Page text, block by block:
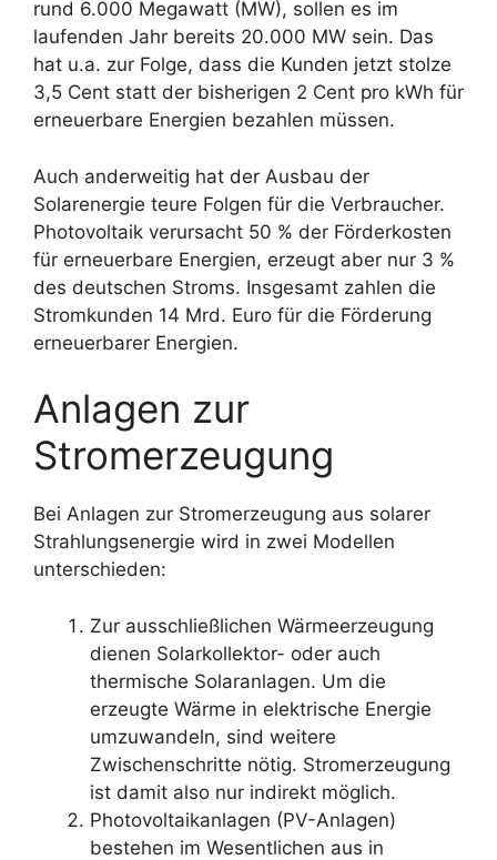
rund 6.000 Megawatt (MW), sollen es im
laufenden Jahr bereits 20.000 MW sein. Das
hat u.a. zur Folge, dass die Kunden jetzt stolze
3,5 Cent statt der bisherigen 2 Cent pro kWh für
erneuerbare Energien bezahlen müssen.
Auch anderweitig hat der Ausbau der
Solarenergie teure Folgen für die Verbraucher.
Photovoltaik verursacht 50 % der Förderkosten
für erneuerbare Energien, erzeugt aber nur 3 %
des deutschen Stroms. Insgesamt zahlen die
Stromkunden 14 Mrd. Euro für die Förderung
erneuerbarer Energien.
Anlagen zur
Stromerzeugung
Bei Anlagen zur Stromerzeugung aus solarer
Strahlungsenergie wird in zwei Modellen
unterschieden:
Zur ausschließlichen Wärmeerzeugung
dienen Solarkollektor- oder auch
thermische Solaranlagen. Um die
erzeugte Wärme in elektrische Energie
umzuwandeln, sind weitere
Zwischenschritte nötig. Stromerzeugung
ist damit also nur indirekt möglich.
Photovoltaikanlagen (PV-Anlagen)
bestehen im Wesentlichen aus in